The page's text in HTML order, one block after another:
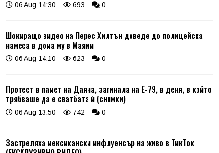
06 Aug 14:30 693 0
Шокиращо видео на Перес Хилтън доведе до полицейска
намеса в дома му в Маями
06 Aug 14:10 623 0
Протест в памет на Даяна, загинала на Е-79, в деня, в който
трябваше да е сватбата ѝ (снимки)
06 Aug 13:50 742 0
Застреляха мексикански инфлуенсър на живо в ТикТок